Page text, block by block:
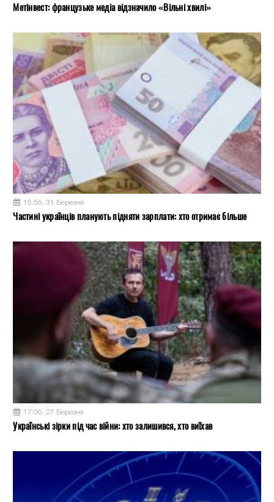
Метінвест: французьке медіа відзначило «Вільні хвилі»
15:56, 31 Березня
Частині українців планують підняти зарплати: хто отримає більше
17:06, 27 Березня
Українські зірки під час війни: хто залишився, хто виїхав